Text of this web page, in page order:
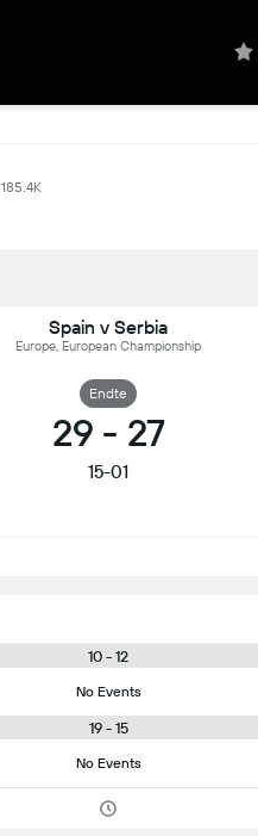
185.4K
Spain v Serbia
Europe, European Championship
Endte
29 - 27
15-01
10 - 12
No Events
19 - 15
No Events